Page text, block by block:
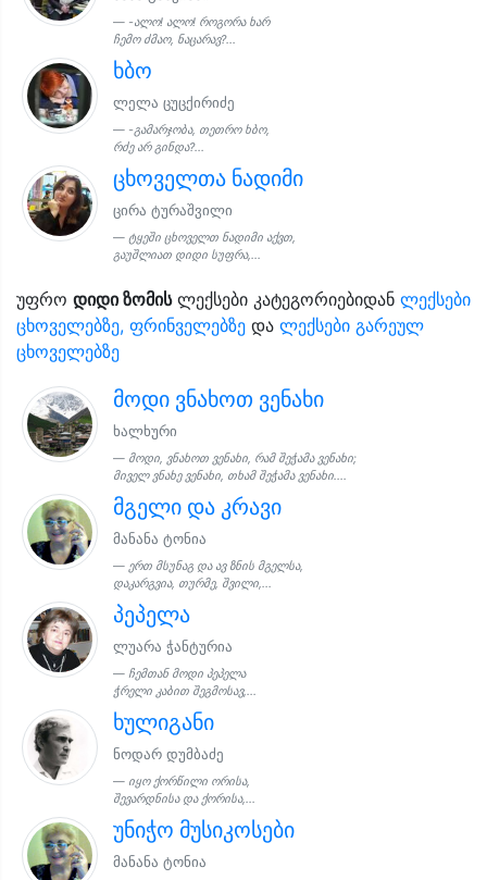
-ალო! ალო! როგორა ხარ
ჩემო ძმაო, ნაცარავ?...
ხბო
ლელა ცუცქირიძე
-გამარჯობა, თეთრო ხბო,
რძე არ გინდა?...
ცხოველთა ნადიმი
ცირა ტურაშვილი
ტყეში ცხოველთ ნადიმი აქვთ,
გაუშლიათ დიდი სუფრა,...
უფრო დიდი ზომისლექსები კატეგორიებიდან ლექსები
ცხოველებზე, ფრინველებზე და ლექსები გარეულ
ცხოველებზე
მოდი ვნახოთ ვენახი
ხალხური
მოდი, ვნახოთ ვენახი, რამ შეჭამა ვენახი;
მიველ ვნახე ვენახი, თხამ შეჭამა ვენახი....
მგელი და კრავი
მანანა ტონია
ერთ მსუნაგ და ავ ზნის მგელსა,
დაკარგვია, თურმე, შვილი,...
პეპელა
ლუარა ჭანტურია
ჩემთან მოდი პეპელა
ჭრელი კაბით შეგმოსავ,...
ხულიგანი
ნოდარ დუმბაძე
იყო ქორწილი ორისა,
შევარდნისა და ქორისა,...
უნიჭო მუსიკოსები
მანანა ტონია